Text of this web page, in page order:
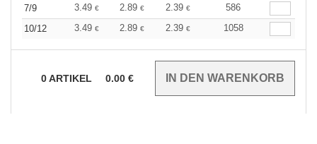
7/9
3.49 € 2.89 € 2.39 €
586
10/12
3.49 € 2.89 € 2.39 € 1058
0ARTIKEL 0.00 €